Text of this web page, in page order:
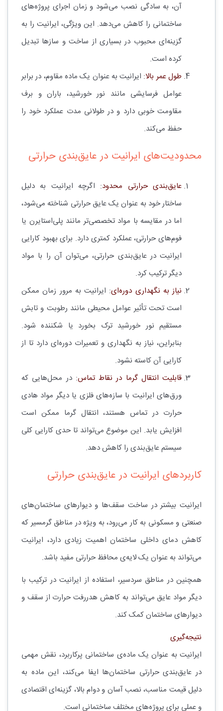
آن، به سادگی نصب می‌شود و زمان اجرای پروژه‌های
ساختمانی را کاهش می‌دهد. این ویژگی، ایرانیت را به
گزینه‌ای محبوب در بسیاری از ساخت و سازها تبدیل
کرده است.
طول عمر بالا: ایرانیت به عنوان یک ماده مقاوم، در برابر
عوامل فرسایشی مانند نور خورشید، باران و برف
مقاومت خوبی دارد و در طولانی مدت عملکرد خود را
حفظ می‌کند.
محدودیت‌های ایرانیت در عایق‌بندی حرارتی
عایق‌بندی حرارتی محدود: اگرچه ایرانیت به دلیل
ساختار خود به عنوان یک عایق حرارتی شناخته می‌شود،
اما در مقایسه با مواد تخصصی‌تر مانند پلی‌استایرن یا
فوم‌های حرارتی، عملکرد کمتری دارد. برای بهبود کارایی
ایرانیت در عایق‌بندی حرارتی، می‌توان آن را با مواد
دیگر ترکیب کرد.
نیاز به نگهداری دوره‌ای: ایرانیت به مرور زمان ممکن
است تحت تأثیر عوامل محیطی مانند رطوبت و تابش
مستقیم نور خورشید ترک بخورد یا شکننده شود.
بنابراین، نیاز به نگهداری و تعمیرات دوره‌ای دارد تا از
کارایی آن کاسته نشود.
قابلیت انتقال گرما در نقاط تماس: در محل‌هایی که
ورق‌های ایرانیت با سازه‌های فلزی یا دیگر مواد هادی
حرارت در تماس هستند، انتقال گرما ممکن است
افزایش یابد. این موضوع می‌تواند تا حدی کارایی کلی
سیستم عایق‌بندی را کاهش دهد.
کاربردهای ایرانیت در عایق‌بندی حرارتی
ایرانیت بیشتر در ساخت سقف‌ها و دیوارهای ساختمان‌های
صنعتی و مسکونی به کار می‌رود، به ویژه در مناطق گرمسیر که
کاهش دمای داخلی ساختمان اهمیت زیادی دارد، ایرانیت
می‌تواند به عنوان یک لایه‌ی محافظ حرارتی مفید باشد.
همچنین در مناطق سردسیر، استفاده از ایرانیت در ترکیب با
دیگر مواد عایق می‌تواند به کاهش هدررفت حرارت از سقف و
دیوارهای ساختمان کمک کند.
نتیجه‌گیری
ایرانیت به عنوان یک ماده‌ی ساختمانی پرکاربرد، نقش مهمی
در عایق‌بندی حرارتی ساختمان‌ها ایفا می‌کند، این ماده به
دلیل قیمت مناسب، نصب آسان و دوام بالا، گزینه‌ای اقتصادی
و عملی برای پروژه‌های مختلف ساختمانی است.